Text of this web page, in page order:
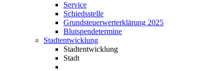
Service
Schiedsstelle
Grundsteuerwerterklärung 2025
Blutspendetermine
Stadtentwicklung
Stadtentwicklung
Stadt